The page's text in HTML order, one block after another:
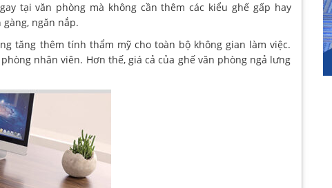
tại văn phòng mà không cần thêm các kiểu ghế gấp hay
ngăn nắp.
tăng thêm tính thẩm mỹ cho toàn bộ không gian làm việc.
nhân viên. Hơn thế, giá cả của ghế văn phòng ngả lưng